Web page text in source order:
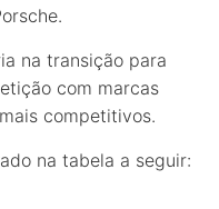
na transição para
com marcas
competitivos.
na tabela a seguir: